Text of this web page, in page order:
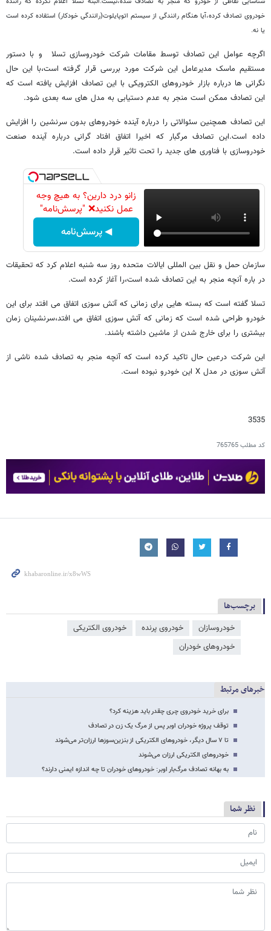
خودروی تصادف کرده،آیا هنگام رانندگی از سیستم اتوپایلوت(رانندگی خودکار) استفاده کرده است
یا نه.
اگرچه عوامل این تصادف توسط مقامات شرکت خودروسازی تسلا و با دستور
مستقیم ماسک مدیرعامل این شرکت مورد بررسی قرار گرفته است،با این حال
نگرانی ها درباره بازار خودروهای الکترویکی با این تصادف افزایش یافته است که
این تصادف ممکن است منجر به عدم دستیابی به مدل های سه بعدی شود.
این تصادف همچنین سئوالاتی را درباره آینده خودروهای بدون سرنشین را افزایش
داده است.این تصادف مرگبار که اخیرا اتفاق افتاد گرانی درباره آینده صنعت
خودروسازی با فناوری های جدید را تحت تاثیر قرار داده است.
زانو درد دارین؟ به هیچ وجه
عمل نکنید❌ "پرسش‌نامه"
◀ پرسش‌نامه
سازمان حمل و نقل بین المللی ایالات متحده روز سه شنبه اعلام کرد که تحقیقات
در باره آنچه منجر به این تصادف شده است،را آغاز کرده است.
تسلا گفته است که بسته هایی برای زمانی که آتش سوزی اتفاق می افتد برای این
خودرو طراحی شده است که زمانی که آتش سوزی اتفاق می افتد،سرنشینان زمان
بیشتری را برای خارج شدن از ماشین داشته باشند.
این شرکت درعین حال تاکید کرده است که آنچه منجر به تصادف شده ناشی از
آتش سوزی در مدل X این خودرو نبوده است.
3535
کد مطلب765765
برچسب‌ها
خودروسازان خودروی پرنده
خودروی الکتریکی
خودروهای خودران
خبرهای مرتبط
برای خرید خودروی چری چقدر باید هزینه کرد؟
توقف پروژه خودران اوبر پس از مرگ یک زن در تصادف
تا ۷ سال دیگر، خودروهای الکتریکی از بنزین‌سوزها ارزان‌تر می‌شوند
خودروهای الکتریکی ارزان می‌شوند
به بهانه تصادف مرگ‌بار اوبر: خودروهای خودران تا چه اندازه ایمنی دارند؟
نظر شما